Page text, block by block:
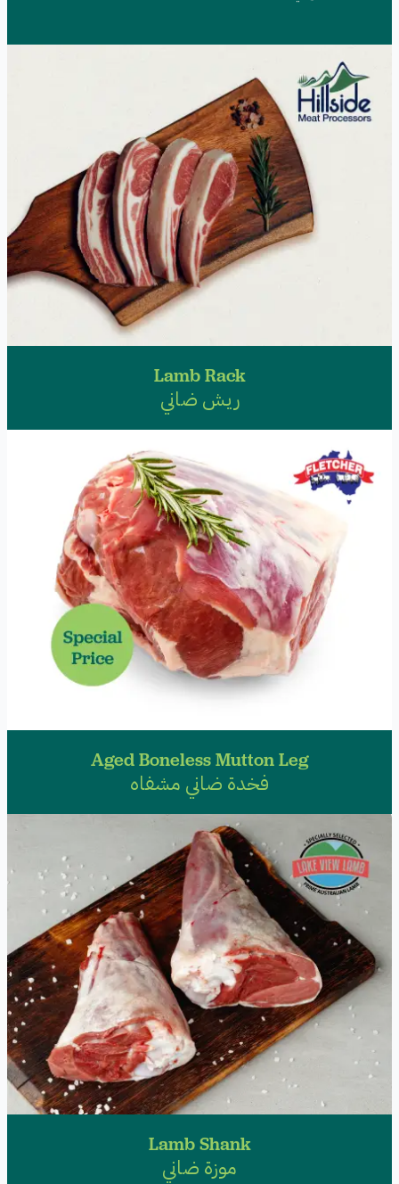
Lamb Rack
ريش ضاني​
Aged Boneless Mutton Leg
فخدة ضاني مشفاه
Lamb Shank
موزة ضاني